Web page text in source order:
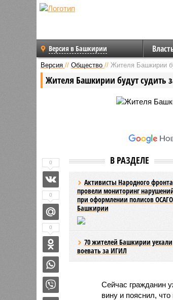
Версия в Башкирии
Версия // Общество // Жителя Башкирии
Жителя Башкирии будут судить
В РАЗДЕЛЕ
Активисты Народного фронта
провели мониторинг
при оформлении полисов
Башкирии
70 жителей Башкирии уехали
воевать за ИГИЛ
Сейчас гражданин
вину и пояснил,
0
0
0